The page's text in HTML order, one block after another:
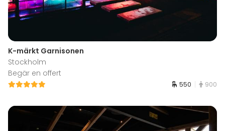
K-märkt Garnisonen
Stockholm
Begär en offert
550 900